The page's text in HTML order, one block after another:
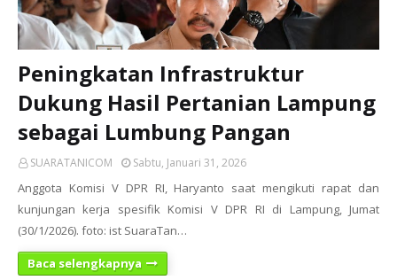
Peningkatan Infrastruktur
Dukung Hasil Pertanian Lampung
sebagai Lumbung Pangan
SUARATANICOM Sabtu, Januari 31, 2026
Anggota Komisi V DPR RI, Haryanto saat mengikuti rapat dan
kunjungan kerja spesifik Komisi V DPR RI di Lampung, Jumat
(30/1/2026). foto: ist SuaraTan…
Baca selengkapnya